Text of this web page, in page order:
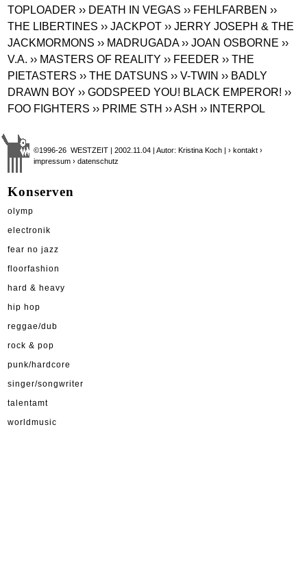
TOPLOADER ›› DEATH IN VEGAS ›› FEHLFARBEN ››
THE LIBERTINES ›› JACKPOT ›› JERRY JOSEPH & THE
JACKMORMONS ›› MADRUGADA ›› JOAN OSBORNE ››
V.A. ›› MASTERS OF REALITY ›› FEEDER ›› THE
PIETASTERS ›› THE DATSUNS ›› V-TWIN ›› BADLY
DRAWN BOY ›› GODSPEED YOU! BLACK EMPEROR! ››
FOO FIGHTERS ›› PRIME STH ›› ASH ›› INTERPOL
©1996-26 WESTZEIT | 2002.11.04 | Autor: Kristina Koch |› kontakt ›
impressum › datenschutz
Konserven
olymp
electronik
fear no jazz
floorfashion
hard & heavy
hip hop
reggae/dub
rock & pop
punk/hardcore
singer/songwriter
talentamt
worldmusic